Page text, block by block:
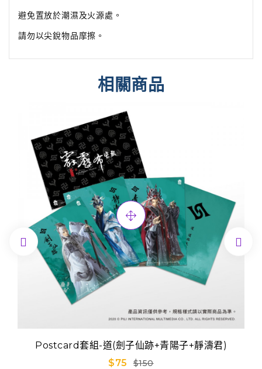
避免置放於潮濕及火源處。
請勿以尖銳物品摩擦。
相關商品
Postcard套組-道(劍子仙跡+青陽子+靜濤君)
$75
$150
 